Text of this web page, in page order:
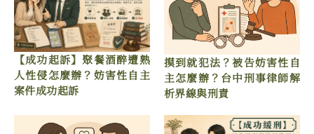
【成功起訴】聚餐酒醉遭熟
人性侵怎麼辦？妨害性自主
案件成功起訴
摸到就犯法？被告妨害性自
主怎麼辦？台中刑事律師解
析界線與刑責